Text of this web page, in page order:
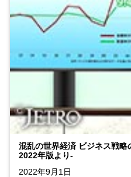
混乱の世界経済 ビジネス戦略
2022年版より‐
2022年9月1日